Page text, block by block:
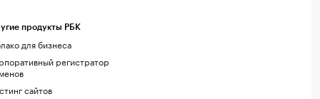
продукты РБК
для бизнеса
регистратор
сайтов